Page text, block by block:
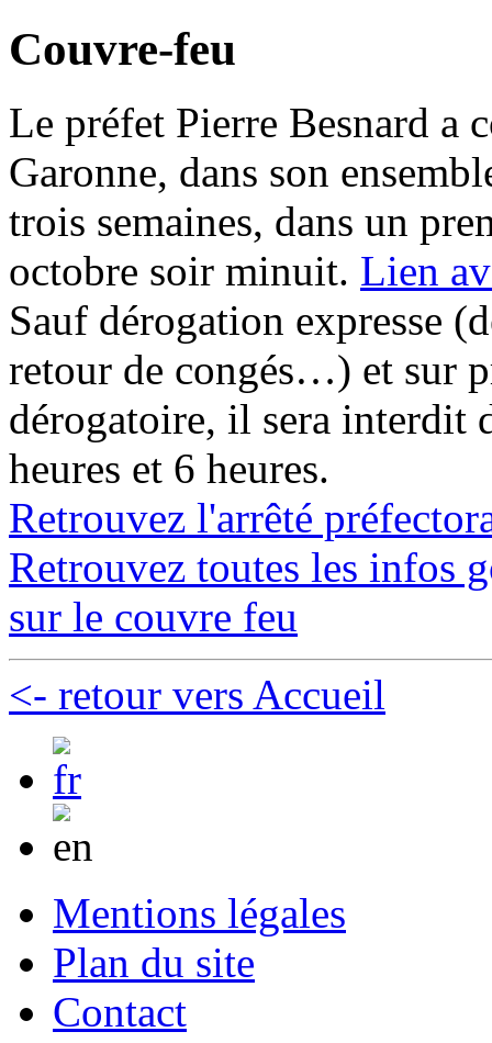
Couvre-feu
Le préfet Pierre Besnard a
Garonne, dans son
trois semaines, dans un
octobre soir minuit. Lien
Sauf dérogation expresse
retour de congés…) et sur
dérogatoire, il sera interdit
heures et 6 heures.
Retrouvez l'arrêté
Retrouvez toutes les infos
sur le couvre feu
<- retour vers Accueil
Mentions légales
Plan du site
Contact